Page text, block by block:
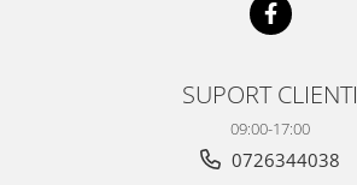
SUPORT CLIENTI
09:00-17:00
0726344038